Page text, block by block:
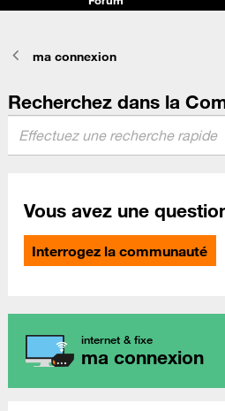
ma connexion
Recherchez dans la
Vous avez une
Interrogez la communauté
internet & fixe
ma connexion